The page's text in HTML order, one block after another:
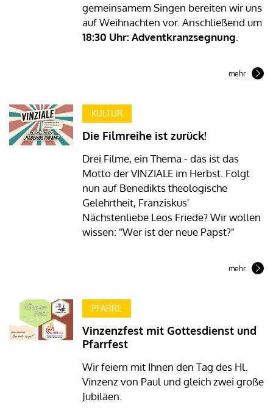
gemeinsamem Singen bereiten wir uns
auf Weihnachten vor. Anschließend um
18:30 Uhr: Adventkranzsegnung
mehr
KULTUR
Die Filmreihe ist zurück!
Drei Filme, ein Thema - das ist das
Motto der VINZIALE im Herbst. Folgt
nun auf Benedikts theologische
Gelehrtheit, Franziskus'
Nächstenliebe Leos Friede? Wir wollen
wissen: "Wer ist der neue Papst?"
mehr
PFARRE
Vinzenzfest mit Gottesdienst und
Pfarrfest
Wir feiern mit Ihnen den Tag des Hl.
Vinzenz von Paul und gleich zwei große
Jubiläen.